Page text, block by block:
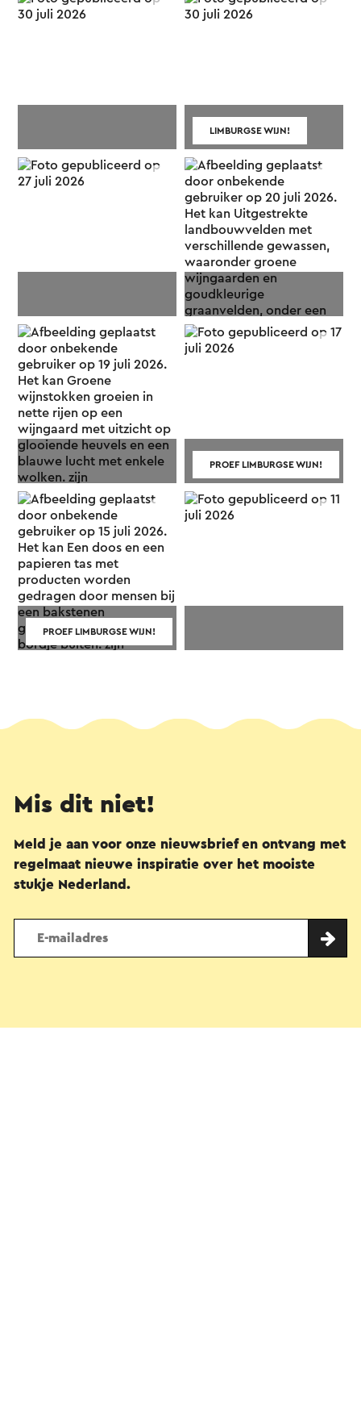
LIMBURGSE WIJN!
PROEF LIMBURGSE WIJN!
PROEF LIMBURGSE WIJN!
Mis dit niet!
Meld je aan voor onze nieuwsbrief en ontvang met
regelmaat nieuwe inspiratie over het mooiste
stukje Nederland.